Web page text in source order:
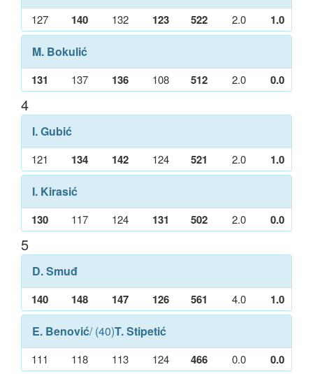
127 140 132 123 522 2.0 1.0
M. Bokulić
131 137 136 108 512 2.0 0.0
4
I. Gubić
121 134 142 124 521 2.0 1.0
I. Kirasić
130 117 124 131 502 2.0 0.0
5
D. Smuđ
140 148 147 126 561 4.0 1.0
E. Benović/ (40)T. Stipetić
111 118 113 124 466 0.0 0.0